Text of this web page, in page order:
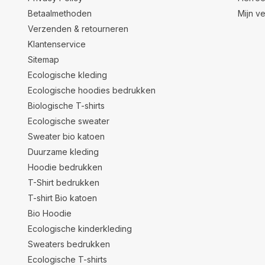
Betaalmethoden
Verzenden & retourneren
Klantenservice
Sitemap
Ecologische kleding
Ecologische hoodies bedrukken
Biologische T-shirts
Ecologische sweater
Sweater bio katoen
Duurzame kleding
Hoodie bedrukken
T-Shirt bedrukken
T-shirt Bio katoen
Bio Hoodie
Ecologische kinderkleding
Sweaters bedrukken
Ecologische T-shirts
Mijn